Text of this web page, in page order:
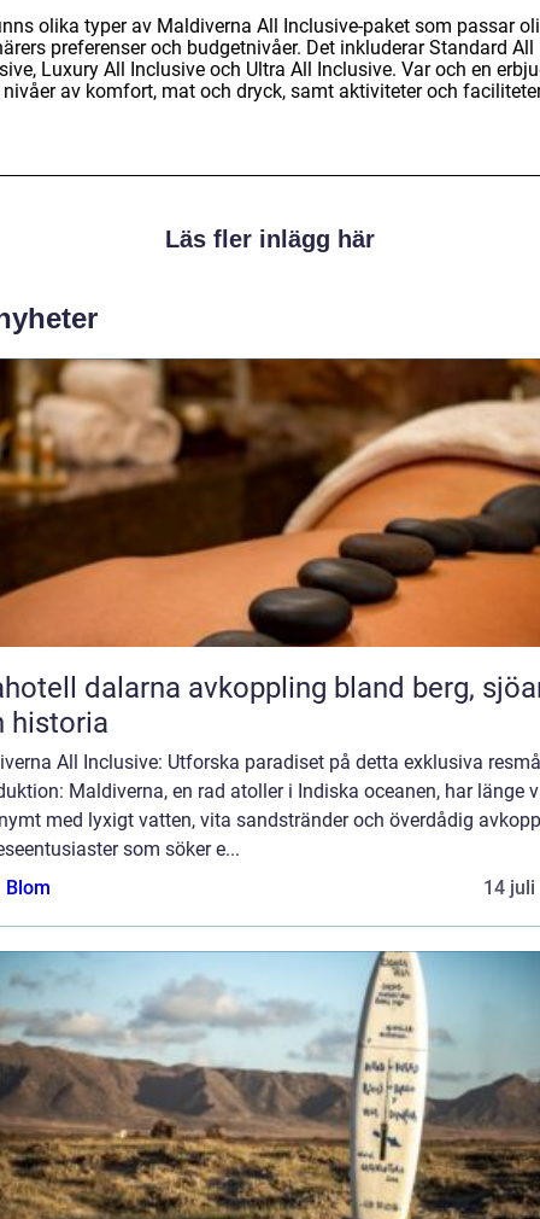
olika typer av Maldiverna All Inclusive-paket som passar
preferenser och budgetnivåer. Det inkluderar Standard All
Luxury All Inclusive och Ultra All Inclusive. Var och en
av komfort, mat och dryck, samt aktiviteter och
Läs fler inlägg här
avkoppling bland berg, sjöar
historia
All Inclusive: Utforska paradiset på detta exklusiva
Maldiverna, en rad atoller i Indiska oceanen, har länge
med lyxigt vatten, vita sandstränder och överdådig
som söker e...
Blom
14 juli